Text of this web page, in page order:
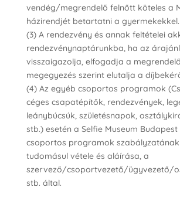
vendég/megrendelő felnőtt köteles a
házirendjét betartatni a gyermekekkel.
(3) A rendezvény és annak feltételei
rendezvénynaptárunkba, ha az
visszaigazolja, elfogadja a
megegyezés szerint elutalja a
(4) Az egyéb csoportos programok
céges csapatépítők, rendezvények,
leánybúcsúk, születésnapok,
stb.) esetén a Selfie Museum
csoportos programok
tudomásul vétele és aláírása, a
szervező/csoportvezető/ügyvezető/
stb. által.